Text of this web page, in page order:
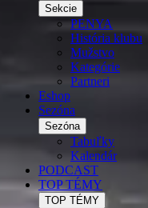
Sekcie
PENYA
História klubu
Mužstvo
Kategórie
Partneri
Eshop
Sezóna
Sezóna
Tabuľky
Kalendár
PODCAST
TOP TÉMY
TOP TÉMY